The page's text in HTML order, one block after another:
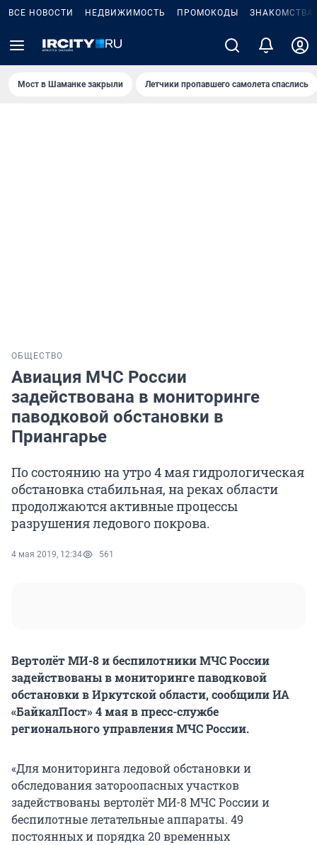
ВСЕ НОВОСТИ НЕДВИЖИМОСТЬ ПРОМОКОДЫ ЗНАКОМСТВА
Мост в Шаманке закрыли Летчики пропавшего самолета спаслись
ОБЩЕСТВО
Авиация МЧС России
задействована в мониторинге
паводковой обстановки в
Приангарье
По состоянию на утро 4 мая гидрологическая
обстановка стабильная, на реках области
продолжаются активные процессы
разрушения ледового покрова.
4 мая 2019, 12:34 561
Вертолёт МИ-8 и беспилотники МЧС России
задействованы в мониторинге паводковой
обстановки в Иркутской области, сообщили ИА
«БайкалПост» 4 мая в пресс-службе
регионального управления МЧС России.
«Для мониторинга ледовой обстановки и
обследования затороопасных участков
задействованы вертолёт МИ-8 МЧС России и
беспилотные летательные аппараты. 49
постоянных и порядка 20 временных